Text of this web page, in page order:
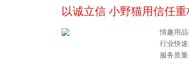
以诚立信 小野猫用信任
情趣用
行业快
服务质